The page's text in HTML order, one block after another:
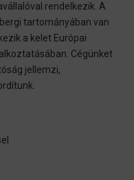
rendelkezik. A
tartományában van
a kelet Európai
Cégünket
jellemzi,